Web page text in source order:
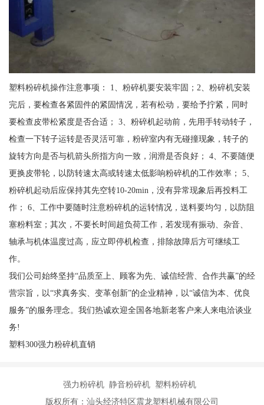
塑料粉碎机操作注意事项： 1、粉碎机要安装牢固；2、粉碎机安装
完后，要检查各紧固件的紧固情况，若有松动，要给予拧紧，同时
要检查皮带松紧度是否合适； 3、粉碎机起动前，先用手转动转子，
检查一下转子运转是否灵活可靠，粉碎室内有无碰撞现象，转子的
旋转方向是否与机箭头所指方向一致，润滑是否良好； 4、不要随便
更换皮带轮，以防转速太高或转速太低影响粉碎机的工作效率； 5、
粉碎机起动后应保持其先空转10-20min，没有异常现象后再投料工
作； 6、工作中要随时注意粉碎机的运转情况，送料要均匀，以防阻
塞粉料室；其次，不要长时间超负荷工作，若发现有振动、杂音、
轴承与机体温度过高，应立即停机检查，排除故障后方可继续工
作。
我们公司始终坚持“品质至上、顾客为先、诚信经营、合作共赢”的经
营宗旨，以“求真务实、变革创新”的企业精神，以“诚信为本、优良
服务”的服务理念。我们热诚欢迎全国各地新老客户来人来电洽谈业
务!
塑料300强力粉碎机直销
强力粉碎机 静音粉碎机 塑料粉碎机
版权所有：汕头经济特区震龙塑料机械有限公司